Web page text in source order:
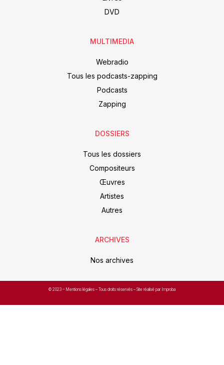
DVD
MULTIMEDIA
Webradio
Tous les podcasts-zapping
Podcasts
Zapping
DOSSIERS
Tous les dossiers
Compositeurs
Œuvres
Artistes
Autres
ARCHIVES
Nos archives
© 2023 – Mentions légales – Tous droits réservés – Site réalisé par Improba